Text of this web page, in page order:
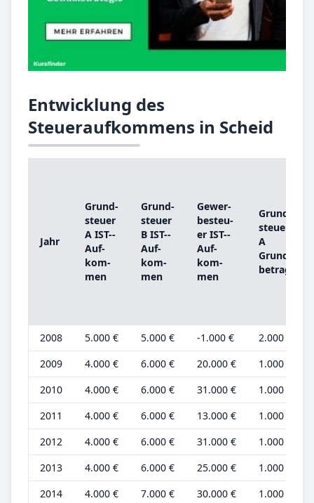
Entwicklung des
Steueraufkommens in Scheid
Jahr
Grund­
steu­er
A IST-­
Auf­
kom­
men
Grund­
steu­er
B IST-­
Auf­
kom­
men
Ge­wer­
be­steu­
er IST-­
Auf­
kom­
men
Grund­
steu­er
A
Grund­
be­trag
2008 5.000 € 5.000 € -1.000 €
2.000 €
2009
4.000 € 6.000 € 20.000 €
1.000 €
2010
4.000 € 6.000 € 31.000 €
1.000 €
2011
4.000 € 6.000 € 13.000 €
1.000 €
2012
4.000 € 6.000 € 31.000 €
1.000 €
2013
4.000 € 6.000 € 25.000 €
1.000 €
2014
4.000 € 7.000 € 30.000 €
1.000 €